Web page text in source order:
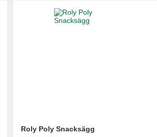
Roly Poly Snacksägg